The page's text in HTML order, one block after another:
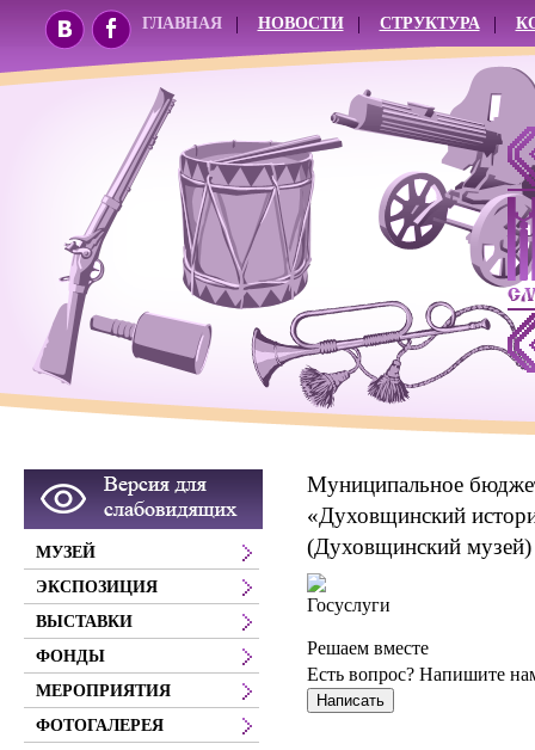
ГЛАВНАЯ НОВОСТИ СТРУКТУРА
Муниципальное
«Духовщинский
(Духовщинский музей)
Решаем вместе
Есть вопрос? Напишите
Написать
МУЗЕЙ
ЭКСПОЗИЦИЯ
ВЫСТАВКИ
ФОНДЫ
МЕРОПРИЯТИЯ
ФОТОГАЛЕРЕЯ